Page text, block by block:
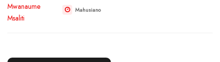
Mahusiano